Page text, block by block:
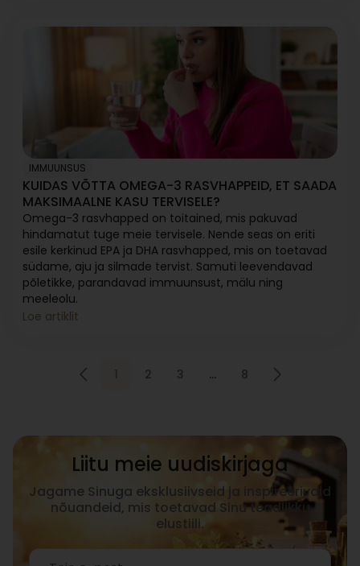
IMMUUNSUS
KUIDAS VÕTTA OMEGA-3 RASVHAPPEID, ET SAADA
MAKSIMAALNE KASU TERVISELE?
Omega-3 rasvhapped on toitained, mis pakuvad
hindamatut tuge meie tervisele. Nende seas on eriti
esile kerkinud EPA ja DHA rasvhapped, mis on toetavad
südame, aju ja silmade tervist. Samuti leevendavad
põletikke, parandavad immuunsust, mälu ning
meeleolu.
Loe artiklit
1 2 3 … 8
Liitu meie uudiskirjaga
Jagame Sinuga eksklusiivseid ja inspireerivaid
nõuandeid, mis toetavad Sinu teadlikku
elustiili.